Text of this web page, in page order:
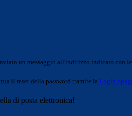
un messaggio all'indirizzo indicato con
il reset della password tramite la Login
di posta elettronica!